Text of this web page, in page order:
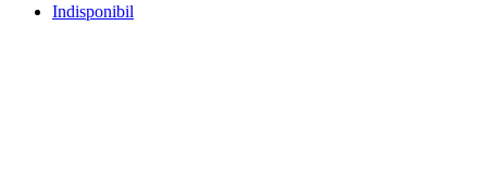
Indisponibil